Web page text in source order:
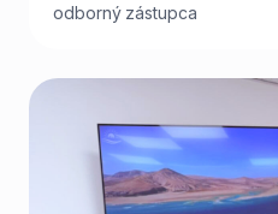
odborný zástupca